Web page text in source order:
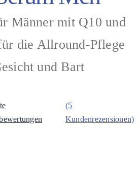
Männer mit Q10 und
die Allround-Pflege
und Bart
(5
Kundenrezensionen)